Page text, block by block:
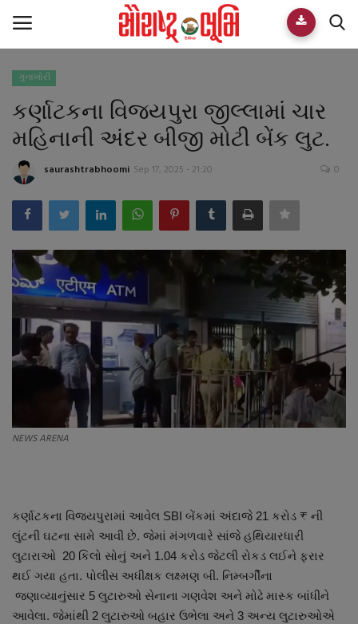
Home
E-paper
Videos
Who We Are
Live TV
Team
Guest Author
About Author
રાષ્ટ્રીય
ગુજરાત
જુનાગઢ
ગુનાખોરી
કર્ણાટકના વિજયપુરા જીલ્લામાં ચાર
મહિનાની અંદર બીજી મોટી બેંક લુટ.
saurashtrabhoomi Sep 17, 2025 - 21:20 0
NEWS ARENA
કર્ણાટકના વિજયપુરામાં આવેલ SBI બેંકમાં અંદાજે 21 કરોડ ₹ ની
લુંટની ઘટના સામે આવી છે. જેમાં મંગળવારે સાંજે હથિયારધારી
લુટારાઓ 20 કિલો સોનું અને 1.04 કરોડ જેટલી રોકડ લઈને ફરાર
થઈ ગયા હતા. પોલીસ અધીક્ષક લક્ષ્મણ બી. નિમ્બર્ગીના
જણાવ્યાનુંસાર 5 લુટારુઓ સેનાના ગણવેશ અને મોઢે માસ્ક બાંધીને
આવેલા. જેમાંથી 2 લુટારુઓ બહાર ઉભેલા અને 3 અન્ય લુટારુઓએ